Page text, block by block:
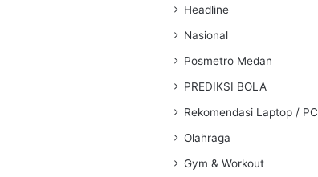
Headline
Nasional
Posmetro Medan
PREDIKSI BOLA
Rekomendasi Laptop / PC
Olahraga
Gym & Workout